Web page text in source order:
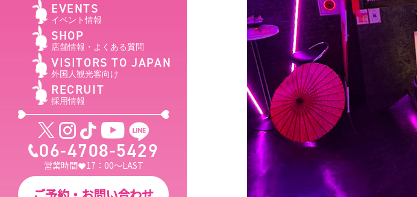
EVENTS
イベント情報
SHOP
店舗情報・よくある質問
VISITORS TO JAPAN
外国人観光客向け
RECRUIT
採用情報
06-4708-5429
営業時間 17：00～LAST